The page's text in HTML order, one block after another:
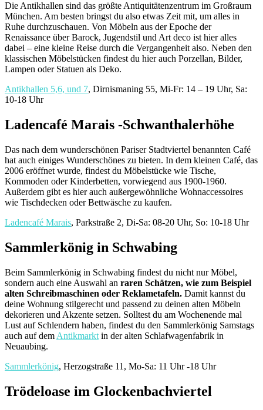
Die Antikhallen sind das größte Antiquitätenzentrum im Großraum
München. Am besten bringst du also etwas Zeit mit, um alles in
Ruhe durchzuschauen. Von Möbeln aus der Epoche der
Renaissance über Barock, Jugendstil und Art deco ist hier alles
dabei – eine kleine Reise durch die Vergangenheit also. Neben den
klassischen Möbelstücken findest du hier auch Porzellan, Bilder,
Lampen oder Statuen als Deko.
Antikhallen 5,6, und 7, Dirnismaning 55, Mi-Fr: 14 – 19 Uhr, Sa:
10-18 Uhr
Ladencafé Marais -Schwanthalerhöhe
Das nach dem wunderschönen Pariser Stadtviertel benannten Café
hat auch einiges Wunderschönes zu bieten. In dem kleinen Café, das
2006 eröffnet wurde, findest du Möbelstücke wie Tische,
Kommoden oder Kinderbetten, vorwiegend aus 1900-1960.
Außerdem gibt es hier auch außergewöhnliche Wohnaccessoires
wie Tischdecken oder Bettwäsche zu kaufen.
Ladencafé Marais, Parkstraße 2, Di-Sa: 08-20 Uhr, So: 10-18 Uhr
Sammlerkönig in Schwabing
Beim Sammlerkönig in Schwabing findest du nicht nur Möbel,
sondern auch eine Auswahl an raren Schätzen, wie zum Beispiel
alten Schreibmaschinen oder Reklametafeln. Damit kannst du
deine Wohnung stilgerecht und passend zu deinen alten Möbeln
dekorieren und Akzente setzen. Solltest du am Wochenende mal
Lust auf Schlendern haben, findest du den Sammlerkönig Samstags
auch auf dem Antikmarkt in der alten Schlafwagenfabrik in
Neuaubing.
Sammlerkönig, Herzogstraße 11, Mo-Sa: 11 Uhr -18 Uhr
Trödeloase im Glockenbachviertel